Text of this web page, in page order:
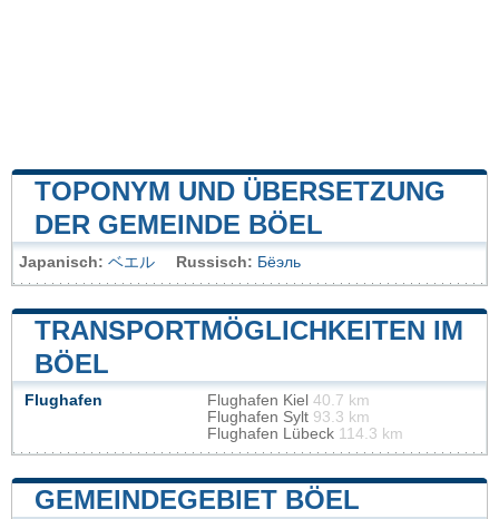
TOPONYM UND ÜBERSETZUNG
DER GEMEINDE BÖEL
Japanisch: ベエル Russisch: Бёэль
TRANSPORTMÖGLICHKEITEN IM
BÖEL
Flughafen Flughafen Kiel 40.7 km
Flughafen Sylt 93.3 km
Flughafen Lübeck 114.3 km
GEMEINDEGEBIET BÖEL